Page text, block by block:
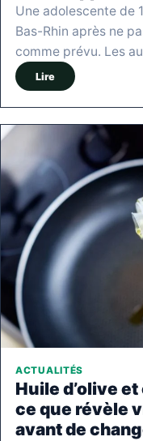
Une adolescente de
Bas-Rhin après ne
comme prévu. Les
Lire
ACTUALITÉS
Huile d’olive
ce que révèle
avant de